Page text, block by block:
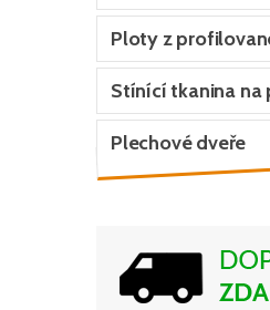
Ploty z
Stínící tkanina na
Plechové dveře